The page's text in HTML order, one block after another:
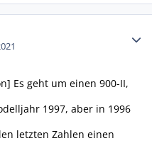
Es geht um einen 900-II,
1997, aber in 1996
letzten Zahlen einen